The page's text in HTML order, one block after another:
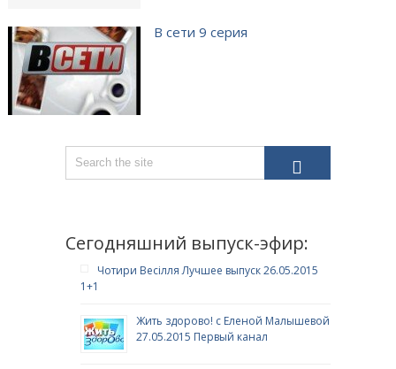
В сети 9 серия
Сегодняшний выпуск-эфир:
Чотири Весілля Лучшее выпуск 26.05.2015
1+1
Жить здорово! с Еленой Малышевой
27.05.2015 Первый канал